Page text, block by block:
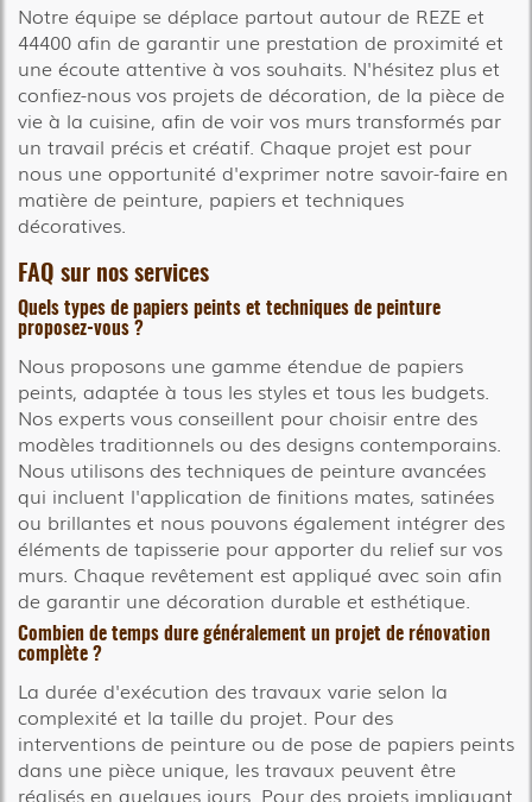
Notre équipe se déplace partout autour de REZE et
44400 afin de garantir une prestation de proximité et
une écoute attentive à vos souhaits. N'hésitez plus et
confiez-nous vos projets de décoration, de la pièce de
vie à la cuisine, afin de voir vos murs transformés par
un travail précis et créatif. Chaque projet est pour
nous une opportunité d'exprimer notre savoir-faire en
matière de peinture, papiers et techniques
décoratives.
FAQ sur nos services
Quels types de papiers peints et techniques de peinture
proposez-vous ?
Nous proposons une gamme étendue de papiers
peints, adaptée à tous les styles et tous les budgets.
Nos experts vous conseillent pour choisir entre des
modèles traditionnels ou des designs contemporains.
Nous utilisons des techniques de peinture avancées
qui incluent l'application de finitions mates, satinées
ou brillantes et nous pouvons également intégrer des
éléments de tapisserie pour apporter du relief sur vos
murs. Chaque revêtement est appliqué avec soin afin
de garantir une décoration durable et esthétique.
Combien de temps dure généralement un projet de rénovation
complète ?
La durée d'exécution des travaux varie selon la
complexité et la taille du projet. Pour des
interventions de peinture ou de pose de papiers peints
dans une pièce unique, les travaux peuvent être
réalisés en quelques jours. Pour des projets impliquant